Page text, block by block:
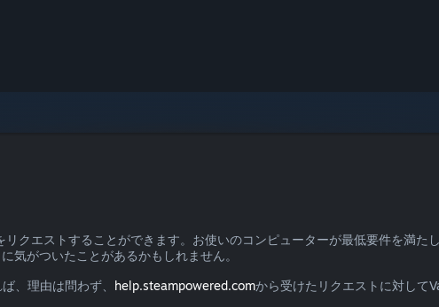
クエストすることができます。お使いのコンピューターが最低要件を満た
気がついたことがあるかもしれません。
、理由は問わず、 help.steampowered.comから受けたリクエストに対して